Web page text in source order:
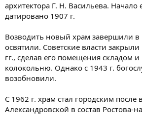
архитектора Г. Н. Васильева. Начало
датировано 1907 г.
Возводить новый храм завершили в
освятили. Советские власти
гг., сделав его помещения складом
колокольню. Однако с 1943 г.
возобновили.
С 1962 г. храм стал городским
Александровской в состав Ростова-